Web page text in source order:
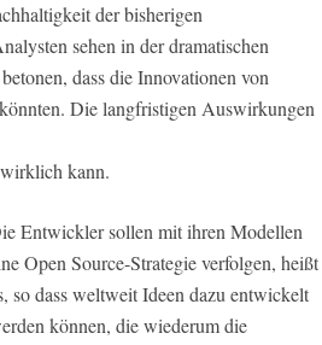
der bisherigen
sehen in der dramatischen
dass die Innovationen von
Die langfristigen Auswirkungen
kann.
Entwickler sollen mit ihren Modellen
Open Source-Strategie verfolgen, heißt
so dass weltweit Ideen dazu entwickelt
können, die wiederum die